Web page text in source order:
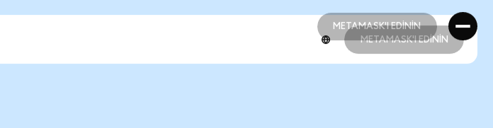
METAMASK'I EDİNİN
METAMASK'I EDİNİN
METAMASK'I EDİNİN